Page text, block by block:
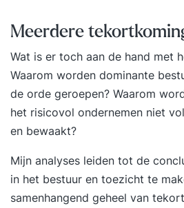
van jouw verhaal, zodat je
inspireren. Deze training wordt op aanvraag in
gepland. Schrijf je in via de
trainer zal telefonisch of per
opnemen voor de verder
Meerdere
Wat is er toch aan de hand met
Waarom worden dominante
de orde geroepen? Waarom
het risicovol ondernemen niet
en bewaakt?
Mijn analyses leiden tot de
in het bestuur en toezicht te
samenhangend geheel van